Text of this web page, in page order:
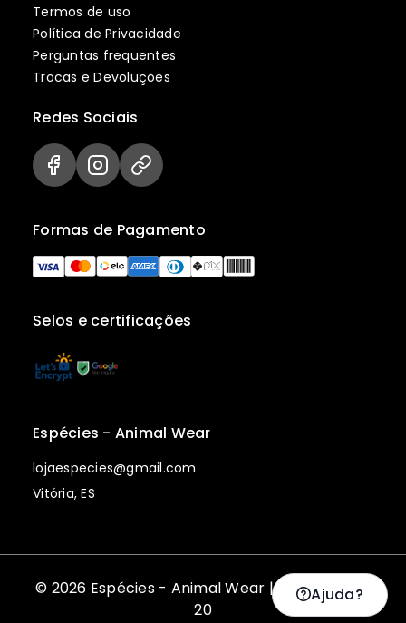
Termos de uso
Política de Privacidade
Perguntas frequentes
Trocas e Devoluções
Selos e certificações
Formas de Pagamento
Redes Sociais
Espécies - Animal Wear
lojaespecies@gmail.com
Vitória, ES
© 2026 Espécies - Animal Wear | 761.869.467-
20
Ajuda?